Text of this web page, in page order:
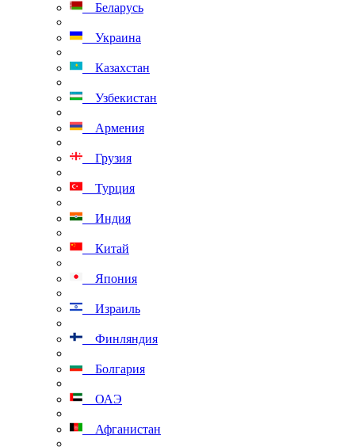
Беларусь
Украина
Казахстан
Узбекистан
Армения
Грузия
Турция
Индия
Китай
Япония
Израиль
Финляндия
Болгария
ОАЭ
Афганистан